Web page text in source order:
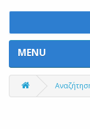
MENU